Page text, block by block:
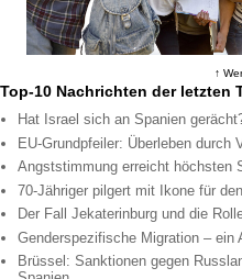
↑
Top-10 Nachrichten der letzten
Hat Israel sich an Spanien
EU-Grundpfeiler: Überleben durch
Angststimmung erreicht höchsten
70-Jähriger pilgert mit Ikone für
Der Fall Jekaterinburg und die
Genderspezifische Migration – ein
Brüssel: Sanktionen gegen